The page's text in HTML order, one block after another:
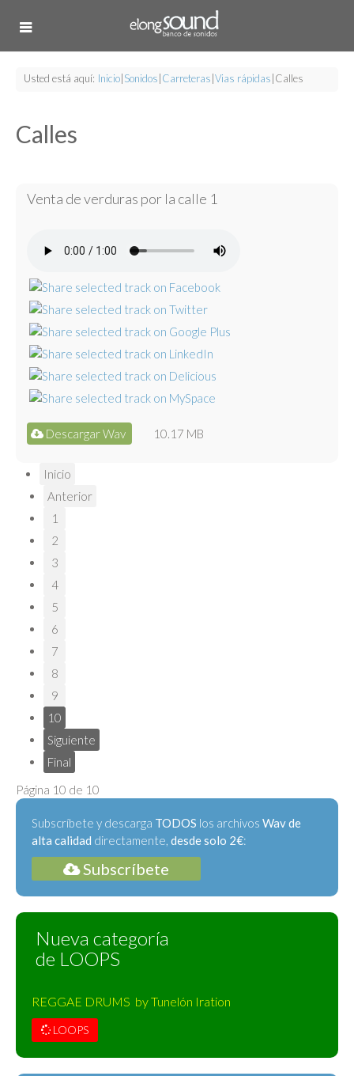
Usted está aquí: Inicio Sonidos Carreteras Vias rápidas Calles
Calles
Venta de verduras por la calle 1
Descargar Wav 10.17 MB
Inicio
Anterior
1
2
3
4
5
6
7
8
9
10
Siguiente
Final
Página 10 de 10
Subscríbete y descarga TODOS los archivos Wav de
alta calidad directamente, desde solo 2€:
Subscríbete
Nueva categoría
de LOOPS
REGGAE DRUMS by Tunelón Iration
LOOPS